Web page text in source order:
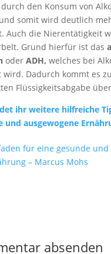
den Konsum von
somit wird deutlich
Auch die Nierentätigkeit
Grund hierfür ist das
oder ADH, welches bei
wird. Dadurch kommt es
Flüssigkeitsabgabe
ihr weiterehilfreiche
und ausgewogene
für eine gesunde und
– Marcus Mohs
absenden